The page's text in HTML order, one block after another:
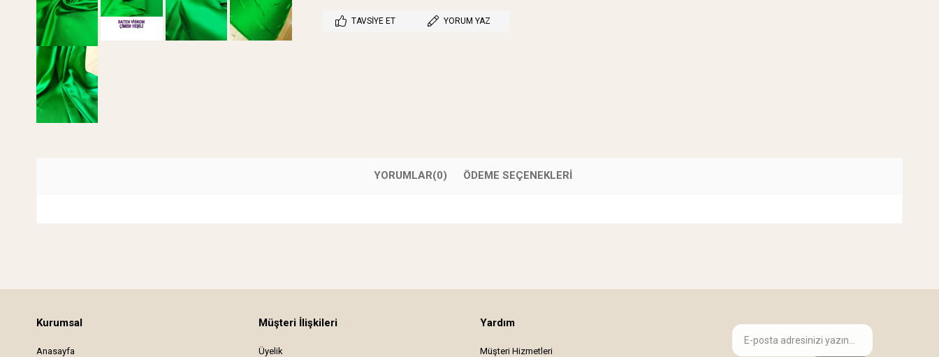
TAVSIYE ET YORUM YAZ
YORUMLAR(0) ÖDEME SEÇENEKLERI
Kurumsal
Anasayfa
Müşteri İlişkileri
Üyelik
Yardım
Müşteri Hizmetleri